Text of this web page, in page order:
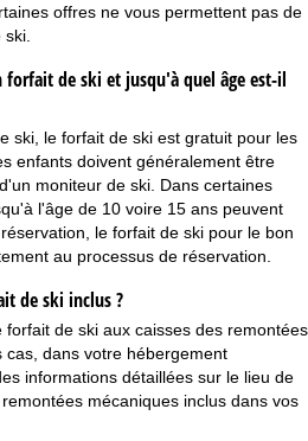
offres ne vous permettent pas de
de ski et jusqu'à quel âge est-il
ski, le forfait de ski est gratuit pour les
enfants doivent généralement être
moniteur de ski. Dans certaines
l'âge de 10 voire 15 ans peuvent
le forfait de ski pour le bon
au processus de réservation.
de ski inclus ?
de ski aux caisses des remontées
cas, dans votre hébergement
informations détaillées sur le lieu de
mécaniques inclus dans vos